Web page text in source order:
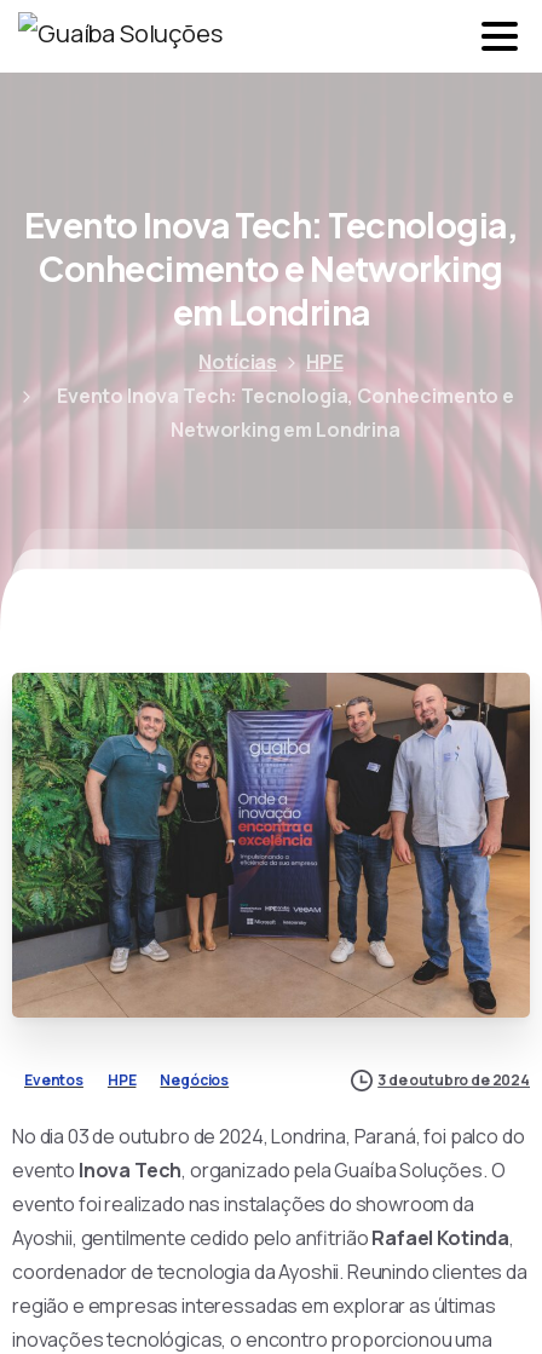
Evento Inova Tech: Tecnologia,
Conhecimento e Networking
em Londrina
Notícias
HPE
Evento Inova Tech: Tecnologia, Conhecimento e
Networking em Londrina
Eventos HPE Negócios 3 de outubro de 2024
No dia 03 de outubro de 2024, Londrina, Paraná, foi palco do
evento Inova Tech, organizado pela Guaíba Soluções. O
evento foi realizado nas instalações do showroom da
Ayoshii, gentilmente cedido pelo anfitriãoRafael Kotinda,
coordenador de tecnologia da Ayoshii. Reunindo clientes da
região e empresas interessadas em explorar as últimas
inovações tecnológicas, o encontro proporcionou uma